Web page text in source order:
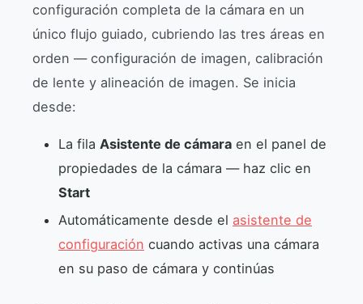
configuración completa de la cámara en un
único flujo guiado, cubriendo las tres áreas en
orden — configuración de imagen, calibración
de lente y alineación de imagen. Se inicia
desde:
La fila Asistente de cámara en el panel de
propiedades de la cámara — haz clic en
Start
Automáticamente desde el asistente de
configuración cuando activas una cámara
en su paso de cámara y continúas